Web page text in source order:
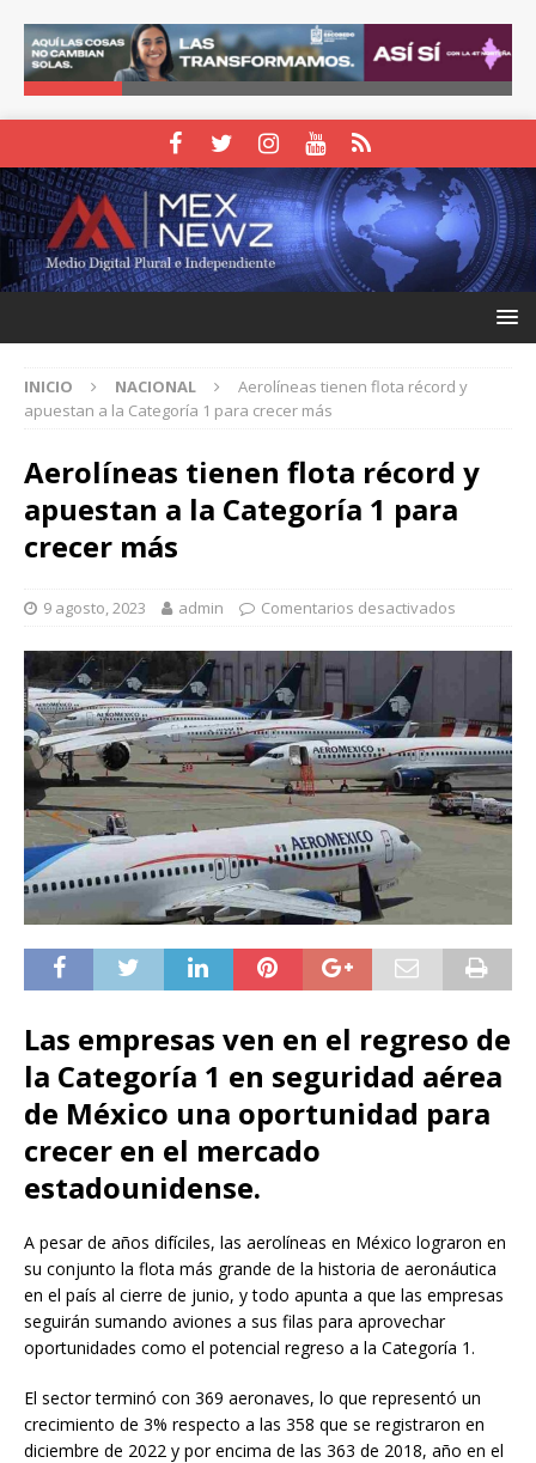
INICIO NACIONAL
Aerolíneas tienen flota récord y
apuestan a la Categoría 1 para crecer más
Aerolíneas tienen flota récord y
apuestan a la Categoría 1 para
crecer más
9 agosto, 2023 admin Comentarios desactivados
Las empresas ven en el regreso de
la Categoría 1 en seguridad aérea
de México una oportunidad para
crecer en el mercado
estadounidense.
A pesar de años difíciles, las aerolíneas en México lograron en
su conjunto la flota más grande de la historia de aeronáutica
en el país al cierre de junio, y todo apunta a que las empresas
seguirán sumando aviones a sus filas para aprovechar
oportunidades como el potencial regreso a la Categoría 1.
El sector terminó con 369 aeronaves, lo que representó un
crecimiento de 3% respecto a las 358 que se registraron en
diciembre de 2022 y por encima de las 363 de 2018, año en el